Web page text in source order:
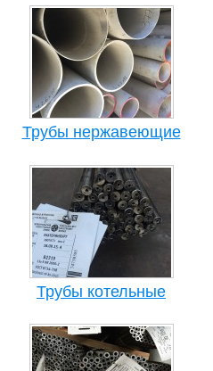
Трубы нержавеющие
Трубы котельные